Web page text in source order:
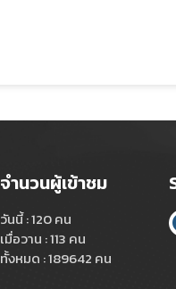
จำนวนผู้เข้าชม
วันนี้ : 120 คน
เมื่อวาน : 113 คน
ทั้งหมด : 189642 คน